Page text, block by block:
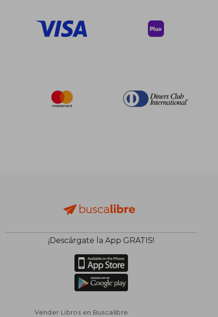
¡Descárgate la App GRATIS!
Vender Libros en Buscalibre